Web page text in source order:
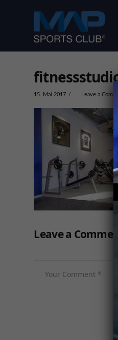
15. Mai 2017 Leave a
Leave a Comment